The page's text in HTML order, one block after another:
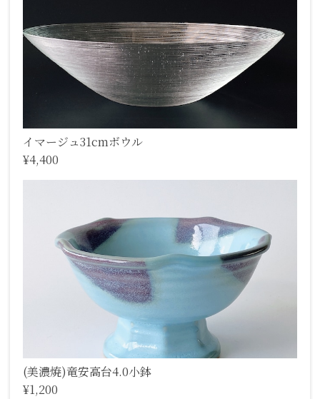
イマージュ31cmボウル
¥4,400
(美濃焼)竜安高台4.0小鉢
¥1,200